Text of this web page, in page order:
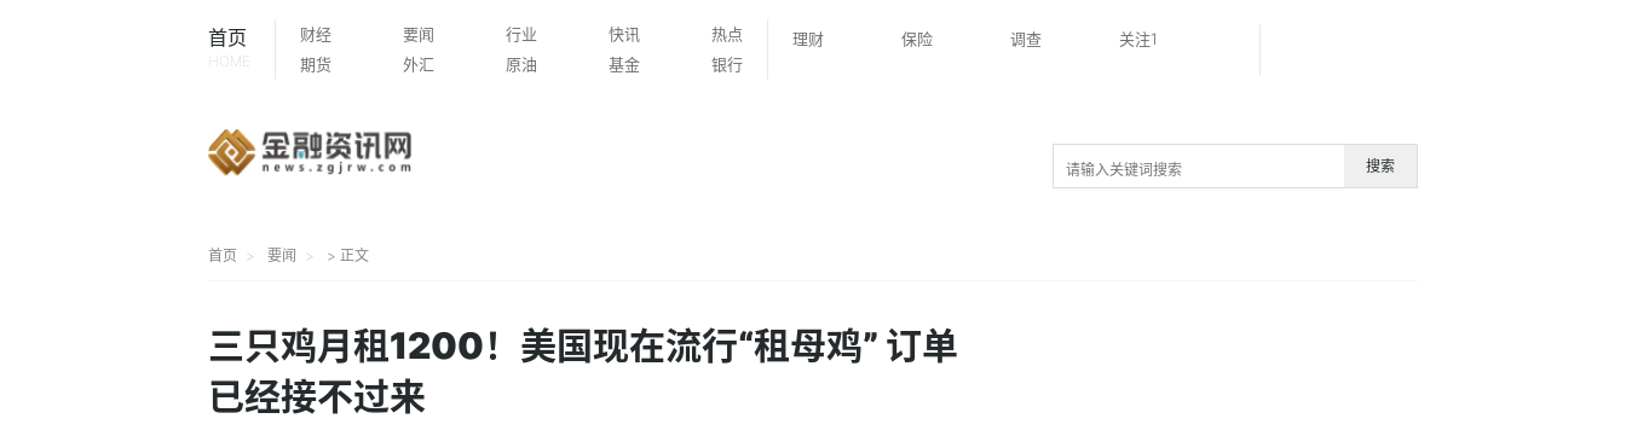
首页
HOME
财经 要闻 行业 快讯
热点
期货
外汇 原油 基金 银行
理财 保险 调查 关注1
搜索
首页 要闻 > 正文
三只鸡月租1200！美国现在流行“租母鸡” 订单
已经接不过来